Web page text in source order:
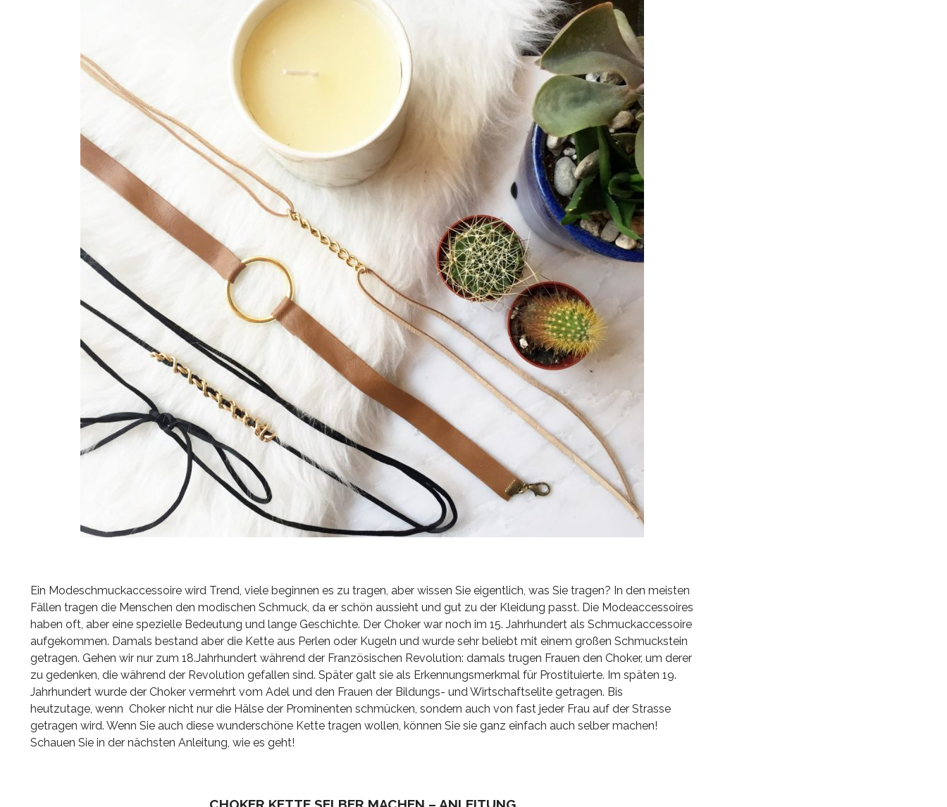
Ein Modeschmuckaccessoire wird Trend, viele beginnen es zu tragen, aber wissen Sie eigentlich, was Sie tragen? In den meisten
Fällen tragen die Menschen den modischen Schmuck, da er schön aussieht und gut zu der Kleidung passt. Die Modeaccessoires
haben oft, aber eine spezielle Bedeutung und lange Geschichte. Der Choker war noch im 15. Jahrhundert als Schmuckaccessoire
aufgekommen. Damals bestand aber die Kette aus Perlen oder Kugeln und wurde sehr beliebt mit einem großen Schmuckstein
getragen. Gehen wir nur zum 18.Jahrhundert während der Französischen Revolution: damals trugen Frauen den Choker, um derer
zu gedenken, die während der Revolution gefallen sind. Später galt sie als Erkennungsmerkmal für Prostituierte. Im späten 19.
Jahrhundert wurde der Choker vermehrt vom Adel und den Frauen der Bildungs- und Wirtschaftselite getragen. Bis
heutzutage, wenn Choker nicht nur die Hälse der Prominenten schmücken, sondern auch von fast jeder Frau auf der Strasse
getragen wird. Wenn Sie auch diese wunderschöne Kette tragen wollen, können Sie sie ganz einfach auch selber machen!
Schauen Sie in der nächsten Anleitung, wie es geht!